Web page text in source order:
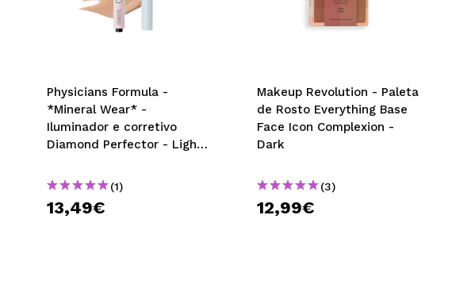
Physicians Formula -
*Mineral Wear* -
Iluminador e corretivo
Diamond Perfector - Light-
(1)
13,49€
Makeup Revolution - Paleta
de Rosto Everything Base
Face Icon Complexion -
Dark
(3)
12,99€